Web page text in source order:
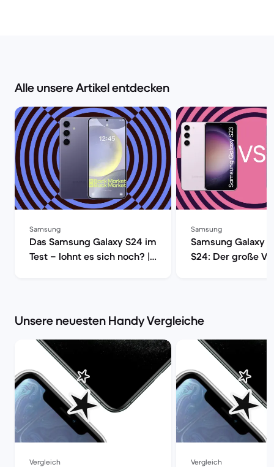
Alle unsere Artikel entdecken
Samsung
Das Samsung Galaxy S24 im
Test – lohnt es sich noch? |
Samsung
Samsung Galaxy
S24: Der große
Unsere neuesten Handy Vergleiche
Vergleich Vergleich